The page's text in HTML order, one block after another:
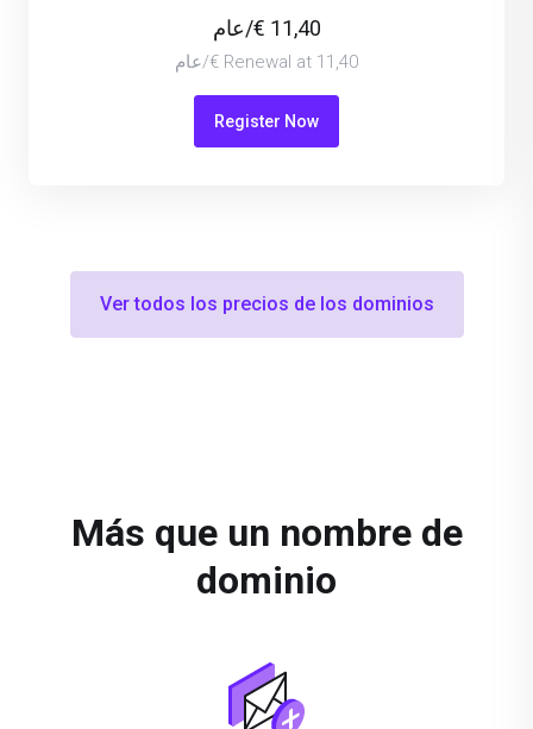
11,40 €/عام
Renewal at 11,40 €/عام
Register Now
Ver todos los precios de los dominios
Más que un nombre de
dominio